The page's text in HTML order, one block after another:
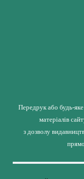
Передрук або будь-
матеріалів
з дозволу